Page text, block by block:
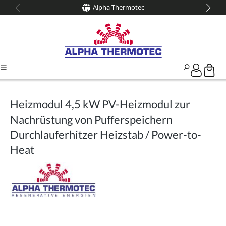
springen Alpha-Thermotec
Heizmodul 4,5 kW PV-Heizmodul zur
Nachrüstung von Pufferspeichern
Durchlauferhitzer Heizstab / Power-to-
Heat